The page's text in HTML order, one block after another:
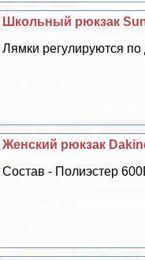
Школьный рюкзак
Лямки регулируются по
Женский рюкзак
Состав - Полиэстер